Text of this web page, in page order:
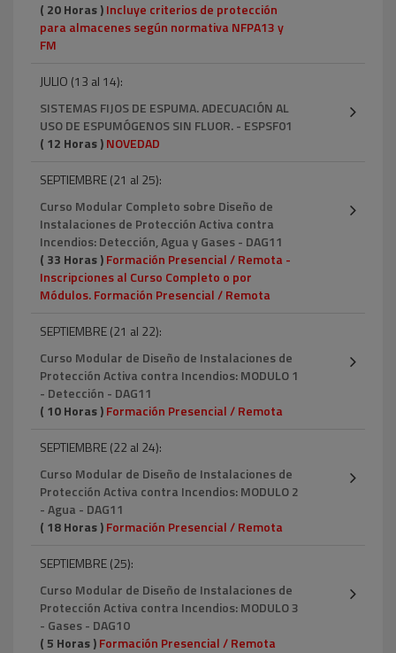
( 20 Horas )Incluye criterios de protección
para almacenes según normativa NFPA13 y
FM
JULIO (13 al 14):
SISTEMAS FIJOS DE ESPUMA. ADECUACIÓN AL
USO DE ESPUMÓGENOS SIN FLUOR. - ESPSF01
( 12 Horas )NOVEDAD
SEPTIEMBRE (21 al 25):
Curso Modular Completo sobre Diseño de
Instalaciones de Protección Activa contra
Incendios: Detección, Agua y Gases - DAG11
( 33 Horas )Formación Presencial / Remota -
Inscripciones al Curso Completo o por
Módulos. Formación Presencial / Remota
SEPTIEMBRE (21 al 22):
Curso Modular de Diseño de Instalaciones de
Protección Activa contra Incendios: MODULO 1
- Detección - DAG11
( 10 Horas )Formación Presencial / Remota
SEPTIEMBRE (22 al 24):
Curso Modular de Diseño de Instalaciones de
Protección Activa contra Incendios: MODULO 2
- Agua - DAG11
( 18 Horas )Formación Presencial / Remota
SEPTIEMBRE (25):
Curso Modular de Diseño de Instalaciones de
Protección Activa contra Incendios: MODULO 3
- Gases - DAG10
( 5 Horas )Formación Presencial / Remota